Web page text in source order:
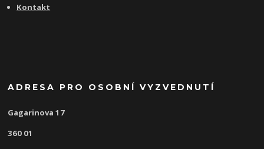
Kontakt
ADRESA PRO OSOBNÍ VYZVEDNUTÍ
Gagarinova 17
360 01